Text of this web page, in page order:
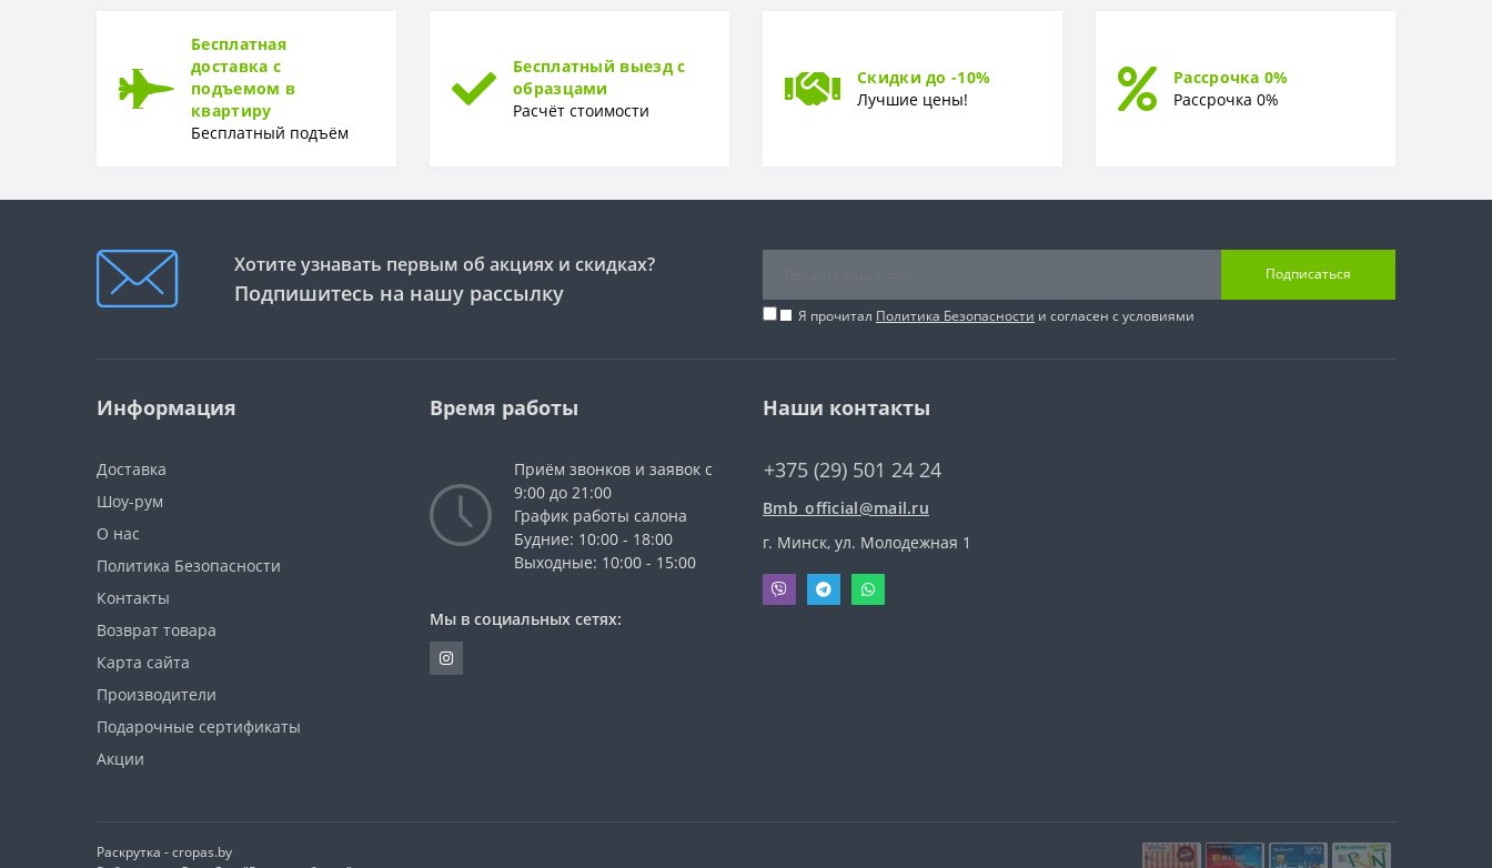
Бесплатная
доставка с
подъемом в
квартиру
Бесплатный подъём
Бесплатный выезд с
образцами
Расчёт стоимости
Скидки до -10%
Лучшие цены!
Рассрочка 0%
Рассрочка 0%
Хотите узнавать первым об акциях и скидках?
Подпишитесь на нашу рассылку
Подписаться
Я прочитал Политика Безопасности и согласен с условиями
Информация
Доставка
Шоу-рум
О нас
Политика Безопасности
Контакты
Возврат товара
Карта сайта
Производители
Подарочные сертификаты
Акции
Время работы
Приём звонков и заявок с
9:00 до 21:00
График работы салона
Будние: 10:00 - 18:00
Выходные: 10:00 - 15:00
Мы в социальных сетях:
Наши контакты
+375 (29) 501 24 24
Bmb_official@mail.ru
г. Минск, ул. Молодежная 1
Раскрутка -cropas.by